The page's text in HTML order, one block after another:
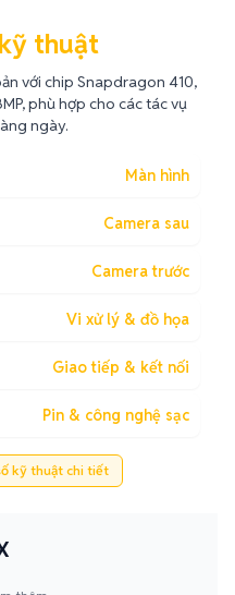
thuật
với chip Snapdragon 410,
phù hợp cho các tác vụ
ngày.
Màn hình
Camera sau
Camera trước
Vi xử lý & đồ họa
Giao tiếp & kết nối
Pin & công nghệ sạc
kỹ thuật chi tiết